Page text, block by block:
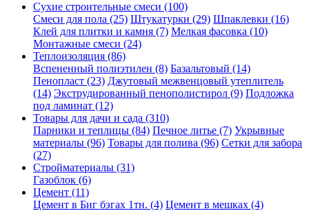
Сухие строительные смеси (100)
Смеси для пола (25) Штукатурки (29) Шпаклевки (16)
Клей для плитки и камня (7) Мелкая фасовка (10)
Монтажные смеси (24)
Теплоизоляция (86)
Вспененный полиэтилен (8) Базальтовый (14)
Пенопласт (23) Джутовый межвенцовый утеплитель
(14) Экструдированный пенополистирол (9) Подложка
под ламинат (12)
Товары для дачи и сада (310)
Парники и теплицы (84) Печное литье (7) Укрывные
материалы (96) Товары для полива (96) Сетки для забора
(27)
Стройматериалы (31)
Газоблок (6)
Цемент (11)
Цемент в Биг бэгах 1тн. (4) Цемент в мешках (4)